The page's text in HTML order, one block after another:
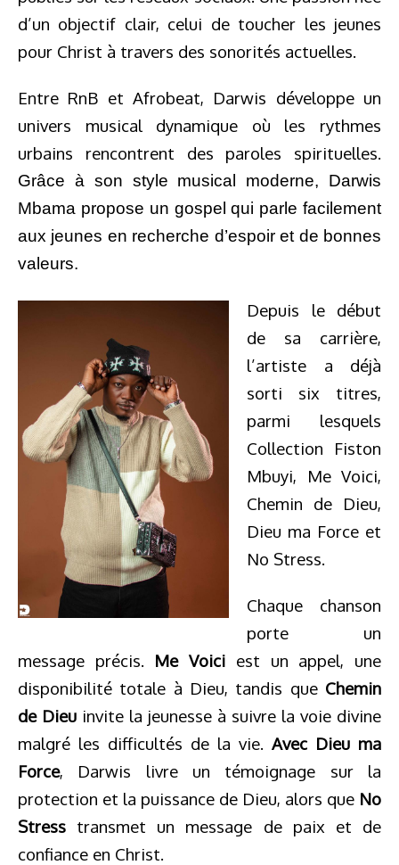
d’un objectif clair, celui de toucher les jeunes
pour Christ à travers des sonorités actuelles.
Entre RnB et Afrobeat, Darwis développe un
univers musical dynamique où les rythmes
urbains rencontrent des paroles spirituelles.
Grâce à son style musical moderne, Darwis
Mbama propose un gospel qui parle facilement
aux jeunes en recherche d’espoir et de bonnes
valeurs.
Depuis le début
de sa carrière,
l’artiste a déjà
sorti six titres,
parmi lesquels
Collection Fiston
Mbuyi, Me Voici,
Chemin de Dieu,
Dieu ma Force et
No Stress.
Chaque chanson
porte un
message précis. Me Voici est un appel, une
disponibilité totale à Dieu, tandis que Chemin
de Dieu invite la jeunesse à suivre la voie divine
malgré les difficultés de la vie. Avec Dieu ma
Force, Darwis livre un témoignage sur la
protection et la puissance de Dieu, alors que No
Stress transmet un message de paix et de
confiance en Christ.